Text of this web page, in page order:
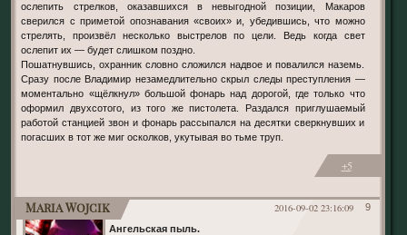
ослепить стрелков, оказавшихся в невыгодной позиции, Макаров
сверился с приметой опознавания «своих» и, убедившись, что можно
стрелять, произвёл несколько выстрелов по цели. Ведь когда свет
ослепит их — будет слишком поздно.
Пошатнувшись, охранник словно сложился надвое и повалился наземь.
Сразу после Владимир незамедлительно скрыл следы преступления —
моментально «щёлкнул» большой фонарь над дорогой, где только что
оформил двухсотого, из того же пистолета. Раздался приглушаемый
работой станцией звон и фонарь рассыпался на десятки сверкнувших и
погасших в тот же миг осколков, укутывая во тьме труп.
+5
9
2016-09-02 23:16:09
Maria Wojcik
Ангельская пыль.